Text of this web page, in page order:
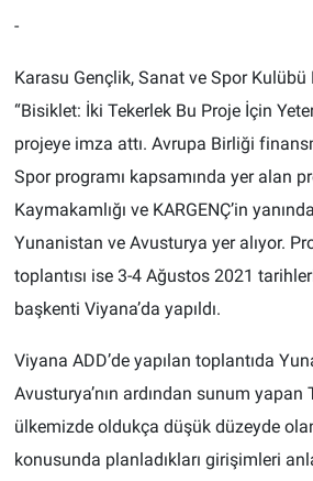
-
Karasu Gençlik, Sanat ve Spor Kulübü
“Bisiklet: İki Tekerlek Bu Proje İçin
projeye imza attı. Avrupa Birliği
Spor programı kapsamında yer alan
Kaymakamlığı ve KARGENÇ’in
Yunanistan ve Avusturya yer alıyor.
toplantısı ise 3-4 Ağustos 2021
başkenti Viyana’da yapıldı.
Viyana ADD’de yapılan toplantıda
Avusturya’nın ardından sunum yapan
ülkemizde oldukça düşük düzeyde
konusunda planladıkları girişimleri